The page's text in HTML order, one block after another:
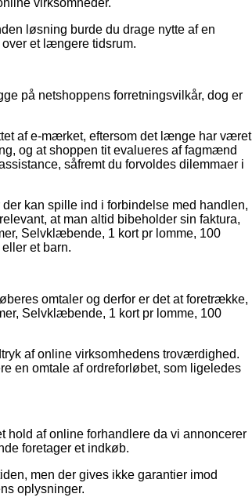
løsning burde du drage nytte af en
et længere tidsrum.
på netshoppens forretningsvilkår, dog er
af e-mærket, eftersom det længe har været
og at shoppen tit evalueres af fagmænd
såfremt du forvoldes dilemmaer i
kan spille ind i forbindelse med handlen,
at man altid bibeholder sin faktura,
Selvklæbende, 1 kort pr lomme, 100
et barn.
omtaler og derfor er det at foretrække,
Selvklæbende, 1 kort pr lomme, 100
af online virksomhedens troværdighed.
en omtale af ordreforløbet, som ligeledes
hold af online forhandlere da vi annoncerer
foretager et indkøb.
men der gives ikke garantier imod
oplysninger.